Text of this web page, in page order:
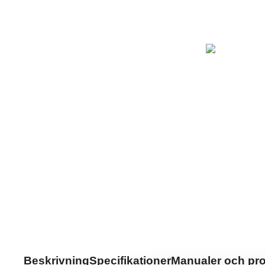
BeskrivningSpecifikationerManualer och